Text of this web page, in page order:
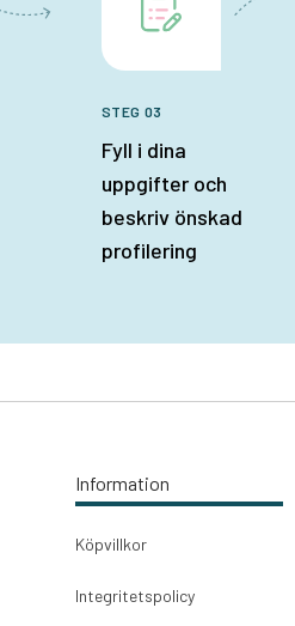
STEG 03
Fyll i dina
uppgifter och
beskriv önskad
profilering
Information
Köpvillkor
Integritetspolicy